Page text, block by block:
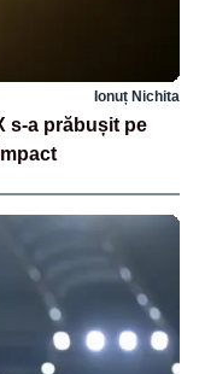
Ionuț Nichita
s-a prăbușit pe